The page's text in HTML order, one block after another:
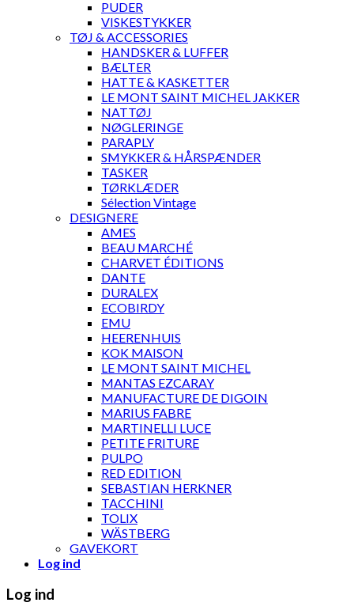
PUDER
VISKESTYKKER
TØJ & ACCESSORIES
HANDSKER & LUFFER
BÆLTER
HATTE & KASKETTER
LE MONT SAINT MICHEL JAKKER
NATTØJ
NØGLERINGE
PARAPLY
SMYKKER & HÅRSPÆNDER
TASKER
TØRKLÆDER
Sélection Vintage
DESIGNERE
AMES
BEAU MARCHÉ
CHARVET ÉDITIONS
DANTE
DURALEX
ECOBIRDY
EMU
HEERENHUIS
KOK MAISON
LE MONT SAINT MICHEL
MANTAS EZCARAY
MANUFACTURE DE DIGOIN
MARIUS FABRE
MARTINELLI LUCE
PETITE FRITURE
PULPO
RED EDITION
SEBASTIAN HERKNER
TACCHINI
TOLIX
WÄSTBERG
GAVEKORT
Log ind
Log ind